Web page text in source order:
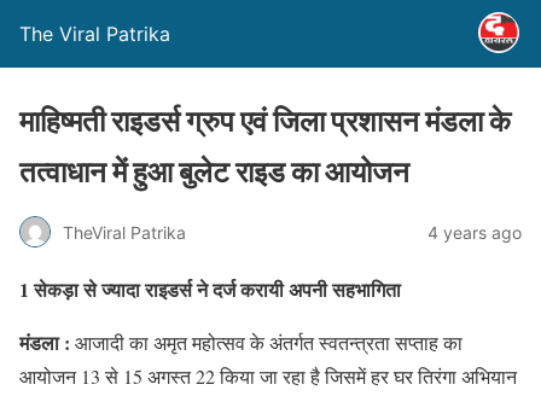
The Viral Patrika
माहिष्मती राइडर्स ग्रुप एवं जिला प्रशासन मंडला के
तत्वाधान में हुआ बुलेट राइड का आयोजन
TheViral Patrika 4 years ago
1 सेकड़ा से ज्यादा राइडर्स ने दर्ज करायी अपनी सहभागिता
मंडला : आजादी का अमृत महोत्सव के अंतर्गत स्वतन्त्रता सप्ताह का
आयोजन 13 से 15 अगस्त 22 किया जा रहा है जिसमें हर घर तिरंगा अभियान